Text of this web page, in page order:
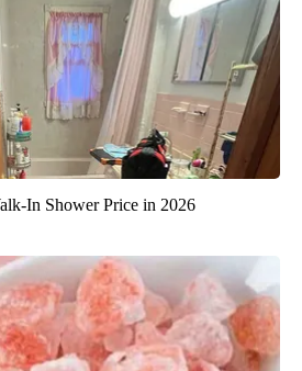
In Shower Price in 2026